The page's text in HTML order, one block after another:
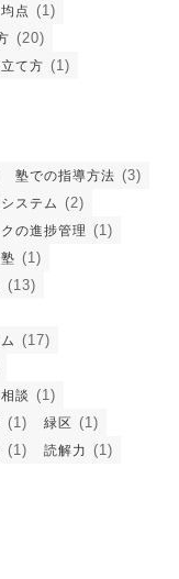
点 (1)
(20)
て方 (1)
塾での指導方法 (3)
ステム (2)
の進捗管理 (1)
(1)
(13)
(17)
談 (1)
(1) 緑区 (1)
(1) 読解力 (1)